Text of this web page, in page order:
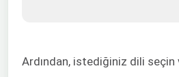
Ardından, istediğiniz dili seçin